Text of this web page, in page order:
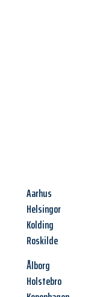
Aarhus
Helsingor
Kolding
Roskilde
Ålborg
Holstebro